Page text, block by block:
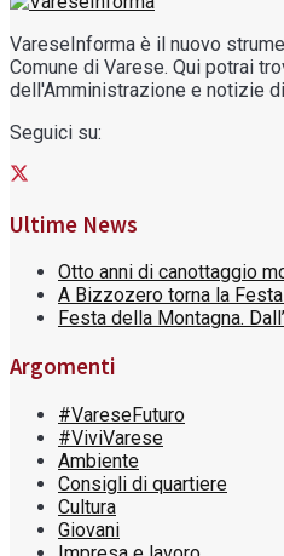
VareseInforma è il nuovo
Comune di Varese. Qui potrai
dell'Amministrazione e notizie
Seguici su:
Ultime News
Otto anni di canottaggio
A Bizzozero torna la
Festa della Montagna.
Argomenti
#VareseFuturo
#ViviVarese
Ambiente
Consigli di quartiere
Cultura
Giovani